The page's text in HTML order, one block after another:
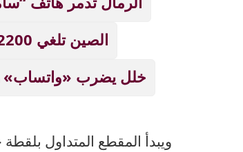
الصين تلغي 12200 برنامجًا جامعيًا بسبب الذكاء الاصطناعي!
خلل يضرب «واتساب»
ويبدأ المقطع المتداول